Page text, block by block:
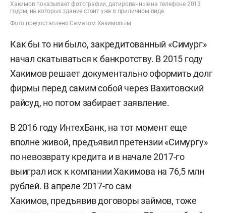
Хакимов показывает фотографии, датированные на телефоне 2013
годом, на которых здание стоит уже в приличном виде
Фото предоставлено Саматом Хакимовым
Как бы то ни было, закредитованный «Симург»
начал скатываться к банкротству. В 2015 году
Хакимов решает документально оформить долг
фирмы перед самим собой через Вахитовский
райсуд, но потом забирает заявление.
В 2016 году ИнтехБанк, на тот момент еще
вполне живой, предъявил претензии «Симургу»
по невозврату кредита и в начале 2017-го
выиграл иск к компании Хакимова на 76,5 млн
рублей. В апреле 2017-го сам
Хакимов, предъявив договоры займов, тоже